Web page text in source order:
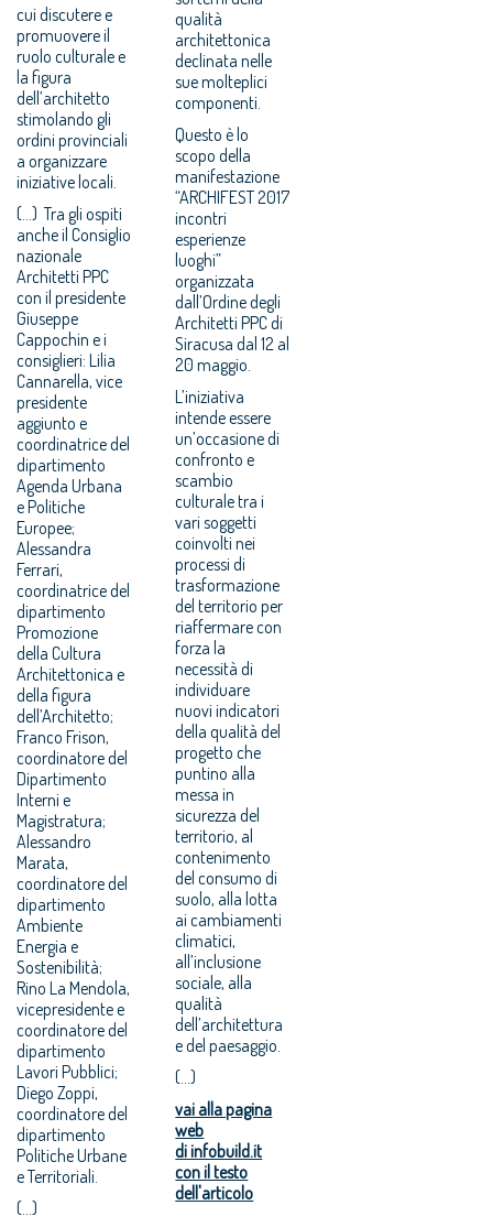
cui discutere e
promuovere il
ruolo culturale e
la figura
dell’architetto
stimolando gli
ordini provinciali
a organizzare
iniziative locali.
(...) Tra gli ospiti
anche il Consiglio
nazionale
Architetti PPC
con il presidente
Giuseppe
Cappochin e i
consiglieri: Lilia
Cannarella, vice
presidente
aggiunto e
coordinatrice del
dipartimento
Agenda Urbana
e Politiche
Europee;
Alessandra
Ferrari,
coordinatrice del
dipartimento
Promozione
della Cultura
Architettonica e
della figura
dell’Architetto;
Franco Frison,
coordinatore del
Dipartimento
Interni e
Magistratura;
Alessandro
Marata,
coordinatore del
dipartimento
Ambiente
Energia e
Sostenibilità;
Rino La Mendola,
vicepresidente e
coordinatore del
dipartimento
Lavori Pubblici;
Diego Zoppi,
coordinatore del
dipartimento
Politiche Urbane
e Territoriali.
(...)
qualità
architettonica
declinata nelle
sue molteplici
componenti.
Questo è lo
scopo della
manifestazione
“ARCHIFEST 2017
incontri
esperienze
luoghi”
organizzata
dall’Ordine degli
Architetti PPC di
Siracusa dal 12 al
20 maggio.
L’iniziativa
intende essere
un’occasione di
confronto e
scambio
culturale tra i
vari soggetti
coinvolti nei
processi di
trasformazione
del territorio per
riaffermare con
forza la
necessità di
individuare
nuovi indicatori
della qualità del
progetto che
puntino alla
messa in
sicurezza del
territorio, al
contenimento
del consumo di
suolo, alla lotta
ai cambiamenti
climatici,
all’inclusione
sociale, alla
qualità
dell’architettura
e del paesaggio.
(...)
vai alla pagina
web
di infobuild.it
con il testo
dell'articolo